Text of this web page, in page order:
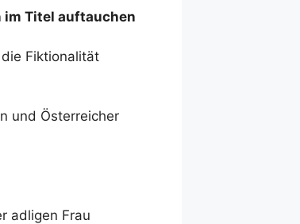
im Titel auftauchen
Fiktionalität
und Österreicher
adligen Frau